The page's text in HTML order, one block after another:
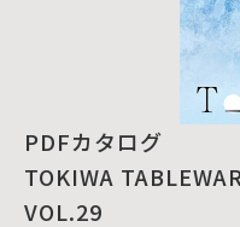
PDFカタログ
TOKIWA
VOL.29